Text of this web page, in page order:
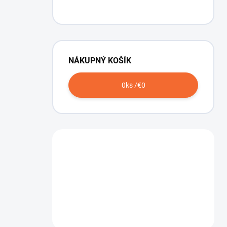
NÁKUPNÝ KOŠÍK
0ks /€0